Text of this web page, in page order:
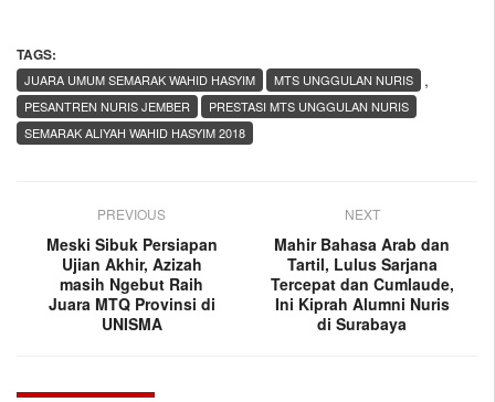
TAGS:
,
JUARA UMUM SEMARAK WAHID HASYIM
MTS UNGGULAN NURIS
PESANTREN NURIS JEMBER
PRESTASI MTS UNGGULAN NURIS
SEMARAK ALIYAH WAHID HASYIM 2018
PREVIOUS
Meski Sibuk Persiapan
Ujian Akhir, Azizah
masih Ngebut Raih
Juara MTQ Provinsi di
UNISMA
NEXT
Mahir Bahasa Arab dan
Tartil, Lulus Sarjana
Tercepat dan Cumlaude,
Ini Kiprah Alumni Nuris
di Surabaya